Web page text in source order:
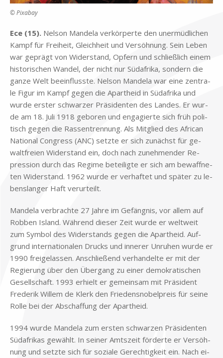
© Pixabay
Ece (15). Nel­son Man­de­la ver­kör­per­te den un­er­müd­li­chen
Kampf für Frei­heit, Gleich­heit und Ver­söh­nung. Sein Le­ben
war ge­prägt von Wi­der­stand, Op­fern und schließ­lich ei­nem
hi­sto­ri­schen Wan­del, der nicht nur Süd­afri­ka, son­dern die
gan­ze Welt be­ein­fluss­te. Nel­son Man­de­la war eine zen­tra­
le Fi­gur im Kampf ge­gen die Apart­heid in Süd­afri­ka und
wur­de er­ster schwar­zer Prä­si­den­ten des Lan­des. Er wur­
de am 18. Juli 1918 ge­bo­ren und en­ga­gier­te sich früh po­li­
tisch ge­gen die Ras­sen­tren­nung. Als Mit­glied des Af­ri­can
Na­tio­nal Con­gress (ANC) setz­te er sich zu­nächst für ge­
walt­frei­en Wi­der­stand ein, doch nach zu­neh­men­der Re­
pres­si­on durch das Re­gime be­tei­lig­te er sich am be­waff­ne­
ten Wi­der­stand. 1962 wur­de er ver­haf­tet und spä­ter zu le­
bens­lan­ger Haft ver­ur­teilt.
Man­de­la ver­brach­te 27 Jah­re im Ge­fäng­nis, vor al­lem auf
Rob­ben Is­land. Wäh­rend die­ser Zeit wur­de er welt­weit
zum Sym­bol des Wi­der­stands ge­gen die Apart­heid. Auf­
grund in­ter­na­tio­na­len Drucks und in­ne­rer Un­ru­hen wur­de er
1990 frei­ge­las­sen. An­schlie­ßend ver­han­del­te er mit der
Re­gie­rung über den Über­gang zu ei­ner de­mo­kra­ti­schen
Ge­sell­schaft. 1993 er­hielt er ge­mein­sam mit Prä­si­dent
Fre­de­rik Wil­lem de Klerk den Frie­dens­no­bel­preis für sei­ne
Rol­le bei der Ab­schaf­fung der Apart­heid.
1994 wur­de Man­de­la zum er­sten schwar­zen Prä­si­den­ten
Süd­afri­kas ge­wählt. In sei­ner Amts­zeit för­der­te er Ver­söh­
nung und setz­te sich für so­zia­le Ge­rech­tig­keit ein. Nach ei­